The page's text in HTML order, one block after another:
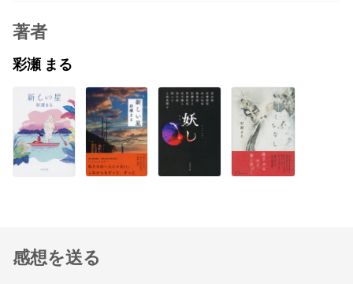
著者
彩瀬 まる
感想を送る